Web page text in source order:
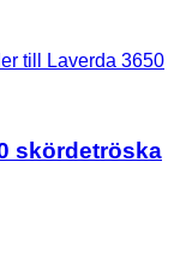
till Laverda 3650
skördetröska